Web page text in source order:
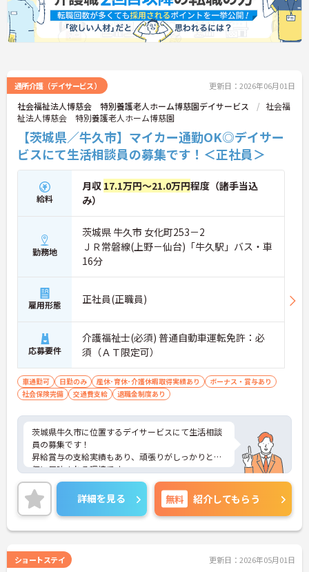
通所介護（デイサービス） 更新日：2026年06月01日
社会福祉法人博慈会 特別養護老人ホーム博慈園デイサービス
社会福
祉法人博慈会 特別養護老人ホーム博慈園
【茨城県／牛久市】マイカー通勤OK◎デイサー
ビスにて生活相談員の募集です！＜正社員＞
給料
月収 17.1万円～21.0万円程度（諸手当込
み）
勤務地
茨城県 牛久市 女化町253－2
ＪＲ常磐線(上野－仙台)「牛久駅」バス・車
16分
雇用形態 正社員(正職員)
応募要件
介護福祉士(必須) 普通自動車運転免許：必
須（ＡＴ限定可）
車通勤可 日勤のみ 産休･育休･介護休暇取得実績あり
ボーナス・賞与あり
社会保険完備
交通費支給 退職金制度あり
茨城県牛久市に位置するデイサービスにて生活相談
員の募集です！
昇給賞与の支給実績もあり、頑張りがしっかりと評
価に反映される環境です。
ご興味ある方には、面接対策ポイントなど、さらに
詳細をお話しいたしますのでお気軽にご相談くださ
い！
詳細を見る 無料 紹介してもらう
ショートステイ 更新日：2026年05月01日